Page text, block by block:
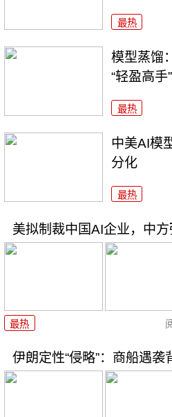
最热
模型蒸馏
“轻盈高手”
最热
中美AI模
分化
最热
美拟制裁中国AI企业，中
最热
伊朗定性“侵略”：商船遇